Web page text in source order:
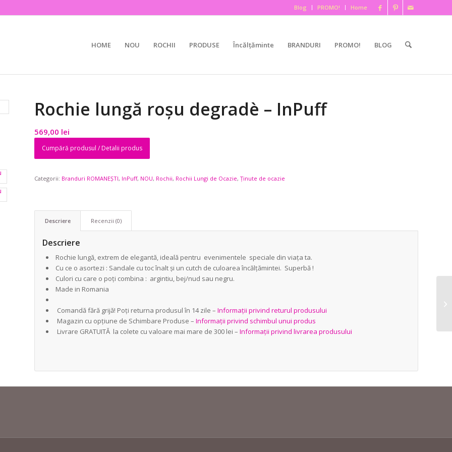
Blog PROMO! Home
HOME NOU ROCHII PRODUSE Încălțăminte BRANDURI PROMO! BLOG
Rochie lungă roșu degradè – InPuff
569,00 lei
Cumpără produsul / Detalii produs
Categorii: Branduri ROMANEȘTI, InPuff, NOU, Rochii, Rochii Lungi de Ocazie,Ținute de ocazie
Descriere Recenzii (0)
Descriere
Rochie lungă, extrem de elegantă, ideală pentru evenimentele speciale din viața ta.
Cu ce o asortezi : Sandale cu toc înalt și un cutch de culoarea încălțămintei. Superbă !
Culori cu care o poți combina : argintiu, bej/nud sau negru.
Made in Romania
Comandă fără grijă! Poți returna produsul în 14 zile – Informații privind returul produsului
Magazin cu opțiune de Schimbare Produse –Informații privind schimbul unui produs
Livrare GRATUITĂ la colete cu valoare mai mare de 300 lei –Informații privind livrarea produsului